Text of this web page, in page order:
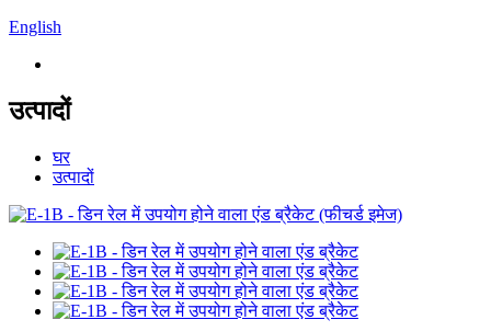
English
उत्पादों
घर
उत्पादों